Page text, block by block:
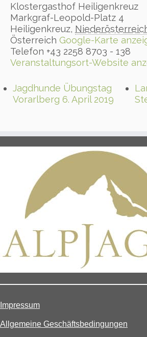
Klostergasthof Heiligenkreuz
Markgraf-Leopold-Platz 4
Heiligenkreuz,
Österreich Google-Karte
Telefon +43 2258 8703 - 138
Veranstaltungsort-Website
Jagdhunde Übungstag
Vorarlberg 6. April 2019
Impressum
Allgemeine Geschäftsbedingungen